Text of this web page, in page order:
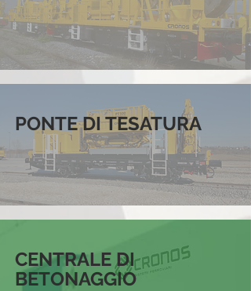
PONTE DI TESATURA
CENTRALE DI
BETONAGGIO